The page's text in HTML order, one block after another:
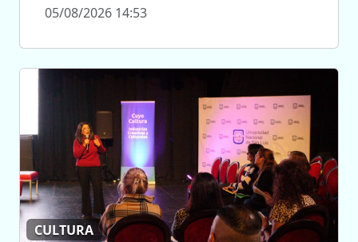
05/08/2026 14:53
CULTURA